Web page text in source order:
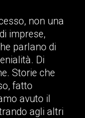
non una
imprese,
parlano di
Di
Storie che
fatto
avuto il
agli altri